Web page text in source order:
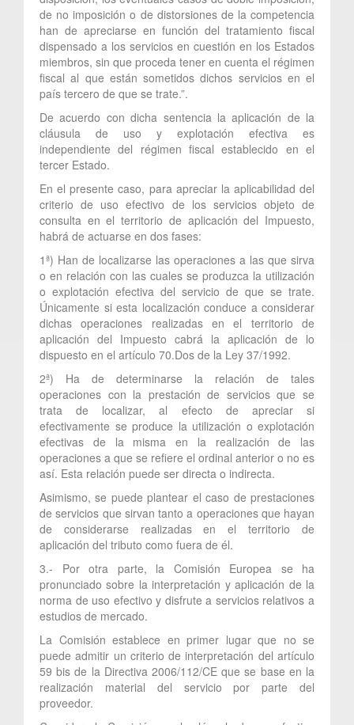
de no imposición o de distorsiones de la competencia
han de apreciarse en función del tratamiento fiscal
dispensado a los servicios en cuestión en los Estados
miembros, sin que proceda tener en cuenta el régimen
fiscal al que están sometidos dichos servicios en el
país tercero de que se trate.”.
De acuerdo con dicha sentencia la aplicación de la
cláusula de uso y explotación efectiva es
independiente del régimen fiscal establecido en el
tercer Estado.
En el presente caso, para apreciar la aplicabilidad del
criterio de uso efectivo de los servicios objeto de
consulta en el territorio de aplicación del Impuesto,
habrá de actuarse en dos fases:
1ª) Han de localizarse las operaciones a las que sirva
o en relación con las cuales se produzca la utilización
o explotación efectiva del servicio de que se trate.
Únicamente si esta localización conduce a considerar
dichas operaciones realizadas en el territorio de
aplicación del Impuesto cabrá la aplicación de lo
dispuesto en el artículo 70.Dos de la Ley 37/1992.
2ª) Ha de determinarse la relación de tales
operaciones con la prestación de servicios que se
trata de localizar, al efecto de apreciar si
efectivamente se produce la utilización o explotación
efectivas de la misma en la realización de las
operaciones a que se refiere el ordinal anterior o no es
así. Esta relación puede ser directa o indirecta.
Asimismo, se puede plantear el caso de prestaciones
de servicios que sirvan tanto a operaciones que hayan
de considerarse realizadas en el territorio de
aplicación del tributo como fuera de él.
3.- Por otra parte, la Comisión Europea se ha
pronunciado sobre la interpretación y aplicación de la
norma de uso efectivo y disfrute a servicios relativos a
estudios de mercado.
La Comisión establece en primer lugar que no se
puede admitir un criterio de interpretación del artículo
59 bis de la Directiva 2006/112/CE que se base en la
realización material del servicio por parte del
proveedor.